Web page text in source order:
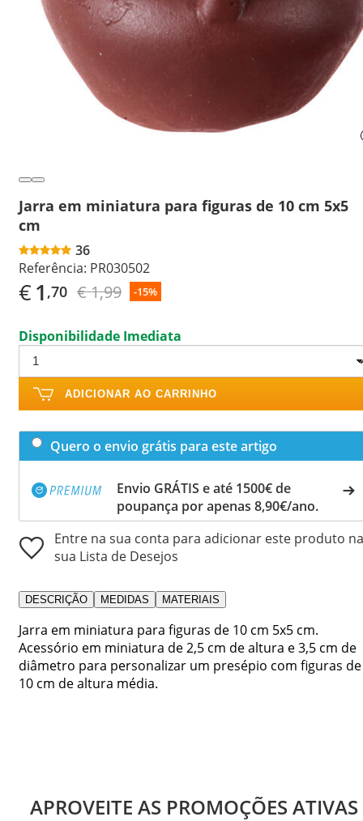
Jarra em miniatura para figuras de 10 cm 5x5
cm
36
Referência: PR030502
€1 ,70 € 1,99 -15%
Disponibilidade Imediata
ADICIONAR AO CARRINHO
Quero o envio grátis para este artigo
Envio GRÁTIS e até 1500€ de
poupança por apenas 8,90€/ano.
Entre na sua conta para adicionar este produto na
sua Lista de Desejos
DESCRIÇÃO MEDIDAS MATERIAIS
Jarra em miniatura para figuras de 10 cm 5x5 cm.
Acessório em miniatura de 2,5 cm de altura e 3,5 cm de
diâmetro para personalizar um presépio com figuras de
10 cm de altura média.
APROVEITE AS PROMOÇÕES ATIVAS